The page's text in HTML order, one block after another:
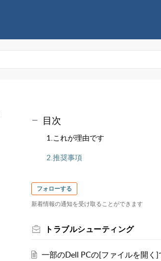
目次
1.これが理由です
2.推奨事項
フォローする
新着情報の通知を受け取ることができます
トラブルシューティング
一部のDell PCの[ファイルを開く]